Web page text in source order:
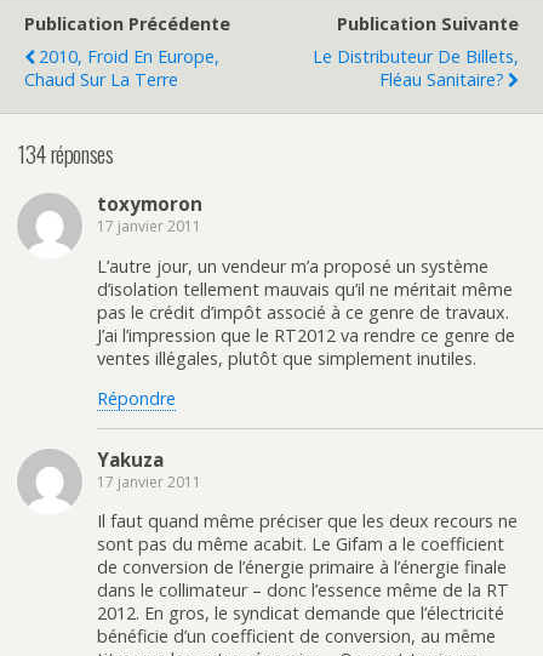
Publication Précédente
2010, Froid En Europe,
Chaud Sur La Terre
Publication Suivante
Le Distributeur De Billets,
Fléau Sanitaire?
134 réponses
toxymoron
17 janvier 2011
L’autre jour, un vendeur m’a proposé un système
d’isolation tellement mauvais qu’il ne méritait même
pas le crédit d’impôt associé à ce genre de travaux.
J’ai l’impression que le RT2012 va rendre ce genre de
ventes illégales, plutôt que simplement inutiles.
Répondre
Yakuza
17 janvier 2011
Il faut quand même préciser que les deux recours ne
sont pas du même acabit. Le Gifam a le coefficient
de conversion de l’énergie primaire à l’énergie finale
dans le collimateur – donc l’essence même de la RT
2012. En gros, le syndicat demande que l’électricité
bénéficie d’un coefficient de conversion, au même